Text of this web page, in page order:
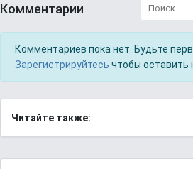
Комментарии
Комментариев пока нет. Будьте
Зарегистрируйтесь чтобы оставить
Читайте также: